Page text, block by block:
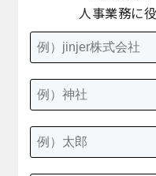
人事業務に